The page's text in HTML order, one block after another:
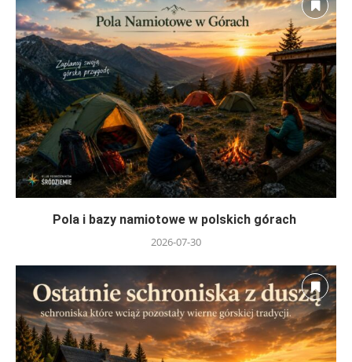
Pola i bazy namiotowe w polskich górach
2026-07-30